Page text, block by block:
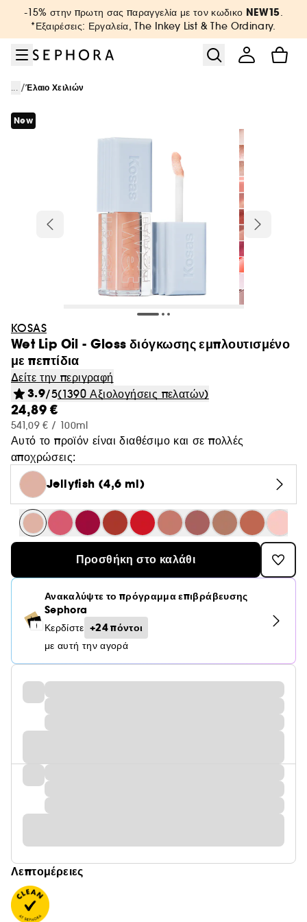
Μετάβαση στο μενού
Μετάβαση στο κύριο περιεχόμενο
Μετάβαση στο υποσέλιδο
-15% στην πρωτη σας παραγγελία με τον κωδικο NEW15.
*Εξαιρέσεις: Εργαλεία, The Inkey List & The Ordinary.
... /Έλαιο Χειλιών
New
KOSAS
Wet Lip Oil - Gloss διόγκωσης εμπλουτισμένο
με πεπτίδια
Δείτε την περιγραφή
3.9/5(1390 Αξιολογήσεις πελατών)
24,89 €
541,09 € / 100ml
Αυτό το προϊόν είναι διαθέσιμο και σε πολλές
αποχρώσεις:
Jellyfish (4,6 ml)
Προσθήκη στο καλάθι
Ανακαλύψτε το πρόγραμμα επιβράβευσης
Sephora
Κερδίστε +24 πόντοι
με αυτή την αγορά
Λεπτομέρειες